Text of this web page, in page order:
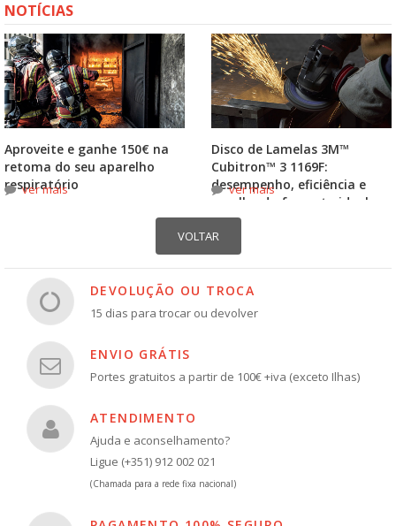
NOTÍCIAS
Aproveite e ganhe 150€ na
retoma do seu aparelho
respiratório
ver mais
Disco de Lamelas 3M™
Cubitron™ 3 1169F:
desempenho, eficiência e
escolha do formato ideal
ver mais
DEVOLUÇÃO OU TROCA
15 dias para trocar ou devolver
ENVIO GRÁTIS
Portes gratuitos a partir de 100€ +iva (exceto Ilhas)
ATENDIMENTO
Ajuda e aconselhamento?
Ligue (+351) 912 002 021
(Chamada para a rede fixa nacional)